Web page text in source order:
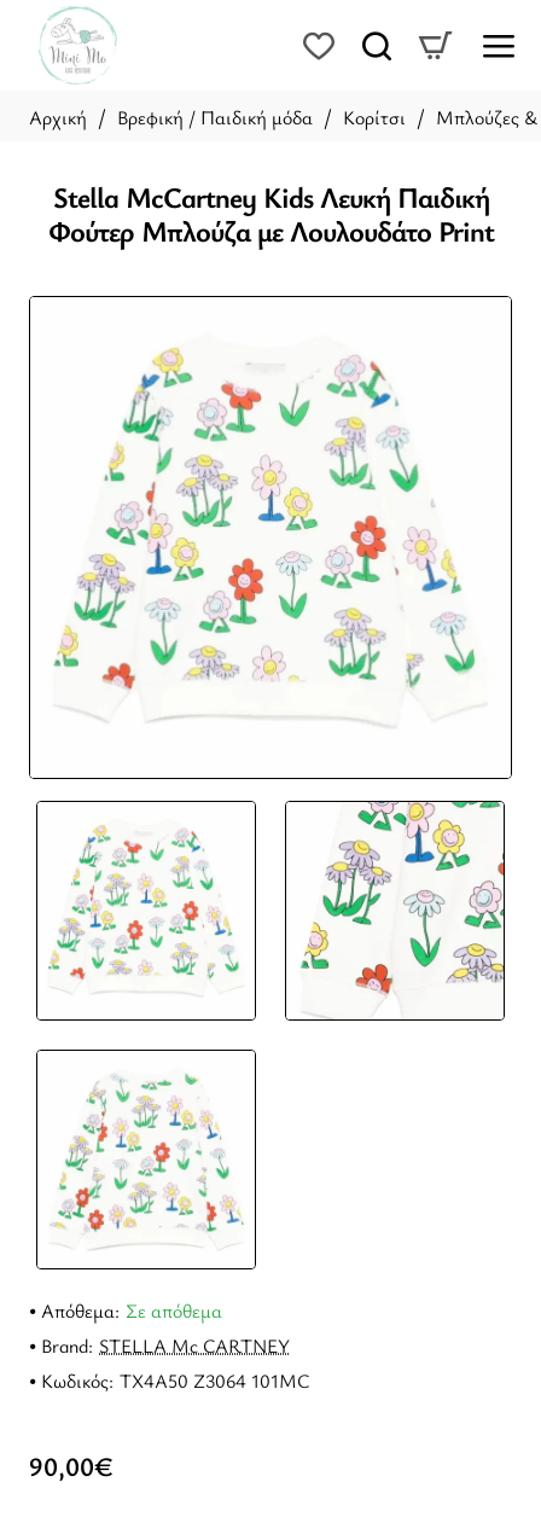
Stella McCartney Kids Λευκή Παιδική
Φούτερ Μπλούζα με Λουλουδάτο Print
Βρεφική / Παιδική μόδα Κορίτσι Μπλούζες
Απόθεμα: Σε απόθεμα
Brand: STELLA Mc CARTNEY
Κωδικός: TX4A50 Z3064 101MC
90,00€